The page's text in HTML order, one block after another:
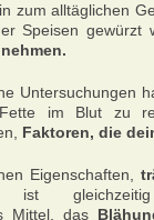
zum alltäglichen
Speisen gewürzt
Untersuchungen
Fette im Blut zu
Faktoren, die
Eigenschaften,
gleichzeitig
Mittel, das